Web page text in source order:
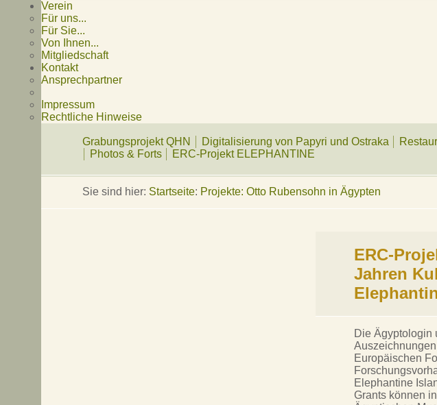
Verein
Für uns...
Für Sie...
Von Ihnen...
Mitgliedschaft
Kontakt
Ansprechpartner
Impressum
Rechtliche Hinweise
Grabungsprojekt QHN Digitalisierung von Papyri und Ostraka
Photos & Forts
ERC-Projekt ELEPHANTINE
Sie sind hier: Startseite: Projekte: Otto Rubensohn in Ägypten
ERC-
Jahren
Die Ägyptologin
Europäischen
Elephantine
Grants können